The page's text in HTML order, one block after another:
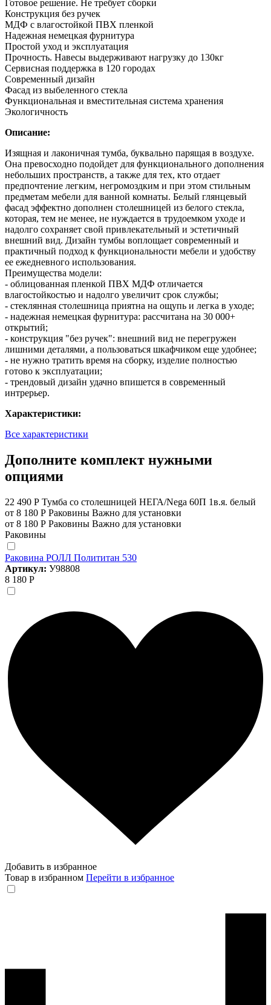
Готовое решение. Не требует сборки
Конструкция без ручек
МДФ с влагостойкой ПВХ пленкой
Надежная немецкая фурнитура
Простой уход и эксплуатация
Прочность. Навесы выдерживают нагрузку до 130кг
Сервисная поддержка в 120 городах
Современный дизайн
Фасад из выбеленного стекла
Функциональная и вместительная система хранения
Экологичность
Описание:
Изящная и лаконичная тумба, буквально парящая в воздухе.
Она превосходно подойдет для функционального дополнения
небольших пространств, а также для тех, кто отдает
предпочтение легким, негромоздким и при этом стильным
предметам мебели для ванной комнаты. Белый глянцевый
фасад эффектно дополнен столешницей из белого стекла,
которая, тем не менее, не нуждается в трудоемком уходе и
надолго сохраняет свой привлекательный и эстетичный
внешний вид. Дизайн тумбы воплощает современный и
практичный подход к функциональности мебели и удобству
ее ежедневного использования.
Преимущества модели:
- облицованная пленкой ПВХ МДФ отличается
влагостойкостью и надолго увеличит срок службы;
- стеклянная столешница приятна на ощупь и легка в уходе;
- надежная немецкая фурнитура: рассчитана на 30 000+
открытий;
- конструкция "без ручек": внешний вид не перегружен
лишними деталями, а пользоваться шкафчиком еще удобнее;
- не нужно тратить время на сборку, изделие полностью
готово к эксплуатации;
- трендовый дизайн удачно впишется в современный
интрерьер.
Характеристики:
Все характеристики
Дополните комплект нужными
опциями
22 490 Р Тумба со столешницей НЕГА/Nega 60П 1в.я. белый
от 8 180 Р Раковины Важно для установки
от 8 180 Р Раковины Важно для установки
Раковины
Раковина РОЛЛ Полититан 530
Артикул: У98808
8 180 Р
Добавить в избранное
Товар в избранном Перейти в избранное